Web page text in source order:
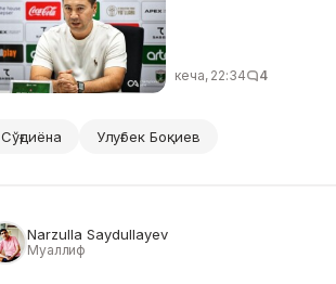
кеча, 22:34 4
Сўғдиёна Улуғбек Боқиев
Narzulla Saydullayev
Муаллиф